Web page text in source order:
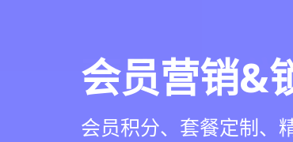
智慧养生馆
一站式解决养生馆预约
会员营销&
会员积分、套餐定制、
预约与工位
在线预约、智能排班、
健康档案与
客户体质记录、服务方